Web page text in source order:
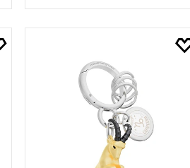
SEPETE EKLE